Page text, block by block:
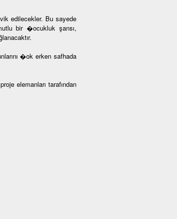
edilecekler. Bu sayede
bir �ocukluk şansı,
�ok erken safhada
elemanları tarafından